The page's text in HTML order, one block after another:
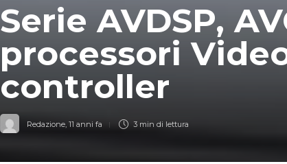
Serie AVDSP,
processori
controller
Redazione, 11 anni fa 3 min di lettura